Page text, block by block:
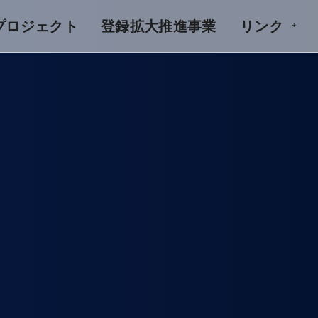
ロジェクト 登録拡大推進事業 リンク